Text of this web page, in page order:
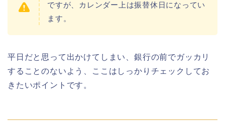
ですが、カレンダー上は振替休日になってい
ます。
平日だと思って出かけてしまい、銀行の前でガッカリ
することのないよう、ここはしっかりチェックしてお
きたいポイントです。